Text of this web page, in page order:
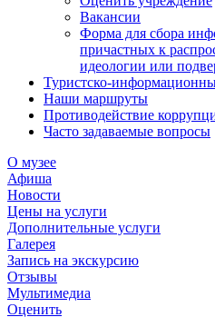
Вакансии
Форма для сбора
причастных к
идеологии или
Туристско-
Наши маршруты
Противодействие
Часто задаваемые вопросы
О музее
Афиша
Новости
Цены на услуги
Дополнительные услуги
Галерея
Запись на экскурсию
Отзывы
Мультимедиа
Оценить